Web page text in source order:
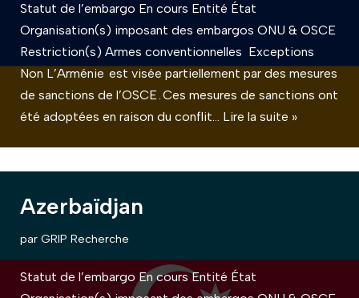
Statut de l’embargo En cours Entité État
Organisation(s) imposant des embargos ONU & OSCE
Restriction(s) Armes conventionnelles Exceptions
Non L’Arménie est visée partiellement par des mesures
de sanctions de l’OSCE . Ces mesures de sanctions ont
été adoptées en raison du conflit… Lire la suite »
Azerbaïdjan
par GRIP Recherche
Statut de l’embargo En cours Entité État